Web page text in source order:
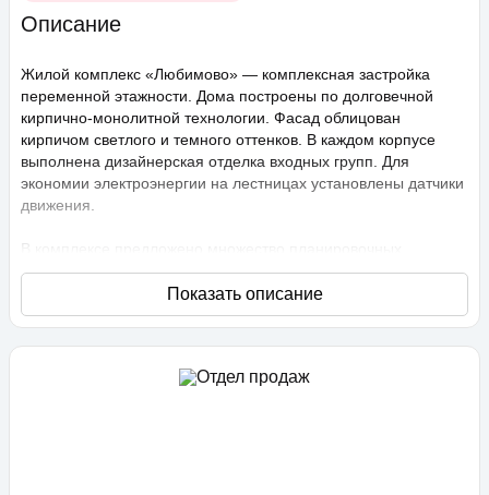
Описание
Жилой комплекс «Любимово» — комплексная застройка
переменной этажности. Дома построены по долговечной
кирпично-монолитной технологии. Фасад облицован
кирпичом светлого и темного оттенков. В каждом корпусе
выполнена дизайнерская отделка входных групп. Для
экономии электроэнергии на лестницах установлены датчики
движения.
В комплексе предложено множество планировочных
решений: в наличии квартиры, как классического типа, так и
европланировки. Они сдаются с подчистовой отделкой,
высота потолков составляет 2,75 метра. В квартирах